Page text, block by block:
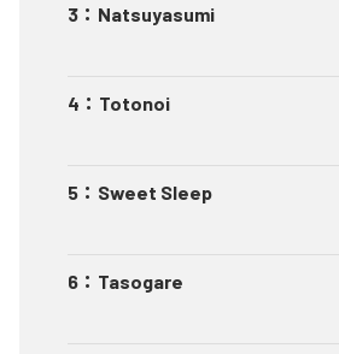
3 ： Natsuyasumi
4 ： Totonoi
5 ： Sweet Sleep
6 ： Tasogare